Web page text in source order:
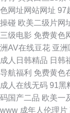
色网址网站网址 97
操碰 欧美二级片网
三级电影 免费黄色
洲AV在线豆花 亚洲
成人日韩精品 日韩
导航福利 免费黄色
成人在线无码 91黑
码国产二品 欧美一
www 成年人伦理片